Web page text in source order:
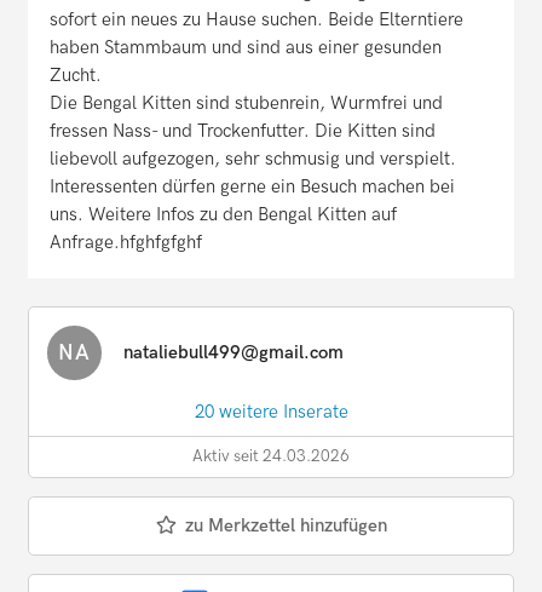
sofort ein neues zu Hause suchen. Beide Elterntiere
haben Stammbaum und sind aus einer gesunden
Zucht.
Die Bengal Kitten sind stubenrein, Wurmfrei und
fressen Nass- und Trockenfutter. Die Kitten sind
liebevoll aufgezogen, sehr schmusig und verspielt.
Interessenten dürfen gerne ein Besuch machen bei
uns. Weitere Infos zu den Bengal Kitten auf
Anfrage.hfghfgfghf
NA nataliebull499@gmail.com
20 weitere Inserate
Aktiv seit 24.03.2026
zu Merkzettel hinzufügen